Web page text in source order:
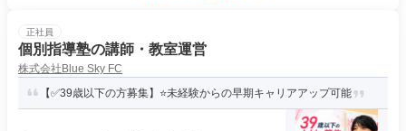
正社員
個別指導塾の講師・教室運営
株式会社Blue Sky FC
【✅39歳以下の方募集】⭐未経験からの早期キャリアアップ可能